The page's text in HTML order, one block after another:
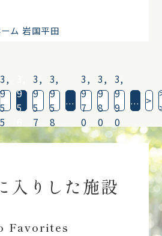
ム 岩国平田
3,
9
5
5
9
5
3,
9
5
7
3,
9
5
8
...
3,
9
7
0
3,
9
8
0
3,
9
9
0
... >
入りした施設
Favorites